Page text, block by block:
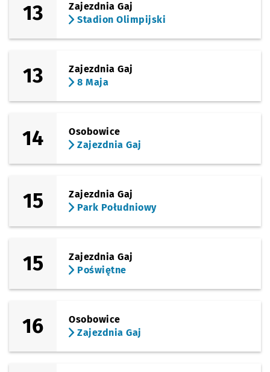
13
Zajezdnia Gaj
Stadion Olimpijski
13
Zajezdnia Gaj
8 Maja
14
Osobowice
Zajezdnia Gaj
15
Zajezdnia Gaj
Park Południowy
15
Zajezdnia Gaj
Poświętne
16
Osobowice
Zajezdnia Gaj